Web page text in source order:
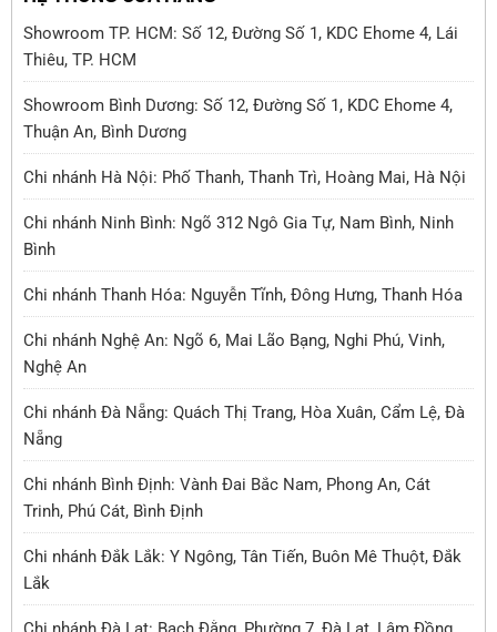
Showroom TP. HCM: Số 12, Đường Số 1, KDC Ehome 4, Lái
Thiêu, TP. HCM
Showroom Bình Dương: Số 12, Đường Số 1, KDC Ehome 4,
Thuận An, Bình Dương
Chi nhánh Hà Nội: Phố Thanh, Thanh Trì, Hoàng Mai, Hà Nội
Chi nhánh Ninh Bình: Ngõ 312 Ngô Gia Tự, Nam Bình, Ninh
Bình
Chi nhánh Thanh Hóa: Nguyễn Tĩnh, Đông Hưng, Thanh Hóa
Chi nhánh Nghệ An: Ngõ 6, Mai Lão Bạng, Nghi Phú, Vinh,
Nghệ An
Chi nhánh Đà Nẵng: Quách Thị Trang, Hòa Xuân, Cẩm Lệ, Đà
Nẵng
Chi nhánh Bình Định: Vành Đai Bắc Nam, Phong An, Cát
Trinh, Phú Cát, Bình Định
Chi nhánh Đắk Lắk: Y Ngông, Tân Tiến, Buôn Mê Thuột, Đắk
Lắk